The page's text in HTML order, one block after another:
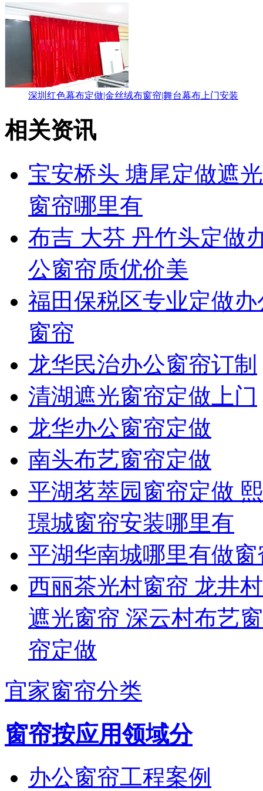
深圳红色幕布定做|金丝绒布窗帘|舞台幕布上门安装
相关资讯
宝安桥头 塘尾定做遮光
窗帘哪里有
布吉 大芬 丹竹头定做
公窗帘质优价美
福田保税区专业定做办
窗帘
龙华民治办公窗帘订制
清湖遮光窗帘定做上门
龙华办公窗帘定做
南头布艺窗帘定做
平湖茗萃园窗帘定做 熙
璟城窗帘安装哪里有
平湖华南城哪里有做窗
西丽茶光村窗帘 龙井村
遮光窗帘 深云村布艺窗
帘定做
宜家窗帘分类
窗帘按应用领域分
办公窗帘工程案例